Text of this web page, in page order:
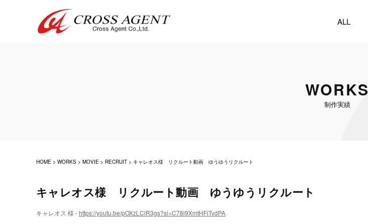
ALL
WORKS
制作実績
HOME > WORKS > MOVIE > RECRUIT > キャレオス様 リクルート動画 ゆうゆうリクルート
キャレオス様 リクルート動画 ゆうゆうリクルート
キャレオス 様 -https://youtu.be/pOXzLCiR3gs?si=C78l9XmtHFjTvdPA